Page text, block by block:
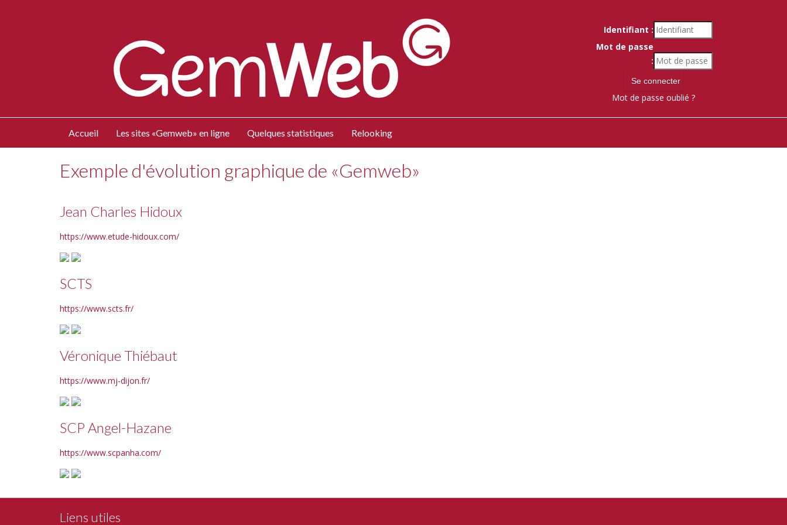
Identifiant :
Mot de passe
:
Mot de passe oublié ?
Accueil Les sites «Gemweb» en ligne Quelques statistiques Relooking
Exemple d'évolution graphique de «Gemweb»
Jean Charles Hidoux
https://www.etude-hidoux.com/
SCTS
https://www.scts.fr/
Véronique Thiébaut
https://www.mj-dijon.fr/
SCP Angel-Hazane
https://www.scpanha.com/
Liens utiles